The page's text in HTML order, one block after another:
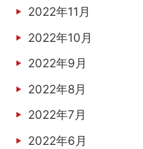
2022年11月
2022年10月
2022年9月
2022年8月
2022年7月
2022年6月